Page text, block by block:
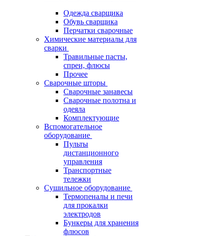
Одежда сварщика
Обувь сварщика
Перчатки сварочные
Химические материалы для
сварки
Травильные пасты,
спреи, флюсы
Прочее
Сварочные шторы
Сварочные занавесы
Сварочные полотна и
одеяла
Комплектующие
Вспомогательное
оборудование
Пульты
дистанционного
управления
Транспортные
тележки
Сушильное оборудование
Термопеналы и печи
для прокалки
электродов
Бункеры для хранения
флюсов